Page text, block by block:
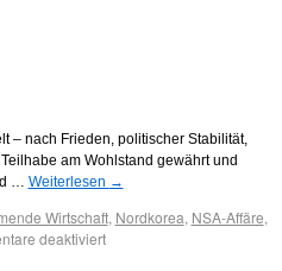
– nach Frieden, politischer Stabilität,
am Wohlstand gewährt und
… Weiterlesen →
Wirtschaft, Nordkorea, NSA-Affäre,
deaktiviert